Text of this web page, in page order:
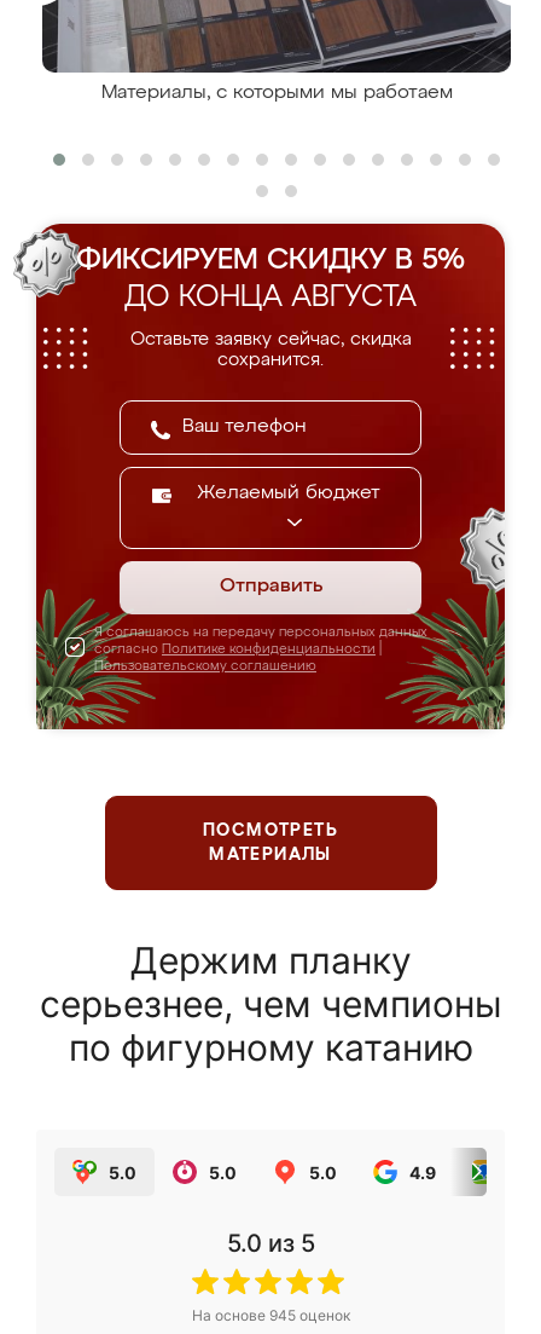
Материалы, с которыми мы работаем
ФИКСИРУЕМ СКИДКУ В 5%
ДО КОНЦА АВГУСТА
Оставьте заявку сейчас, скидка
сохранится.
Желаемый бюджет
Отправить
Я соглашаюсь на передачу персональных данных
согласно Политике конфиденциальности
Пользовательскому соглашению
ПОСМОТРЕТЬ
МАТЕРИАЛЫ
Держим планку
серьезнее, чем чемпионы
по фигурному катанию
5.0 5.0 5.0 4.9
5.0 из 5
На основе 945оценок